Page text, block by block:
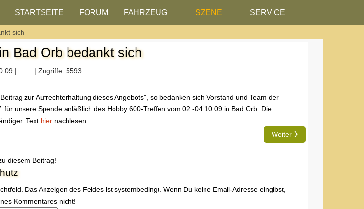
STARTSEITE FORUM FAHRZEUG SZENE SERVICE
sich
Bad Orb bedankt sich
| | Zugriffe: 5593
zur Aufrechterhaltung dieses Angebots", so bedanken sich Vorstand und Team der
für unsere Spende anläßlich des Hobby 600-Treffen vom 02.-04.10.09 in Bad Orb. Die
Text hier nachlesen.
ein und alle kamen
Nächster Beitrag: Treffen
Weiter
diesem Beitrag!
Das Anzeigen des Feldes ist systembedingt. Wenn Du keine Email-Adresse eingibst,
Kommentares nicht!